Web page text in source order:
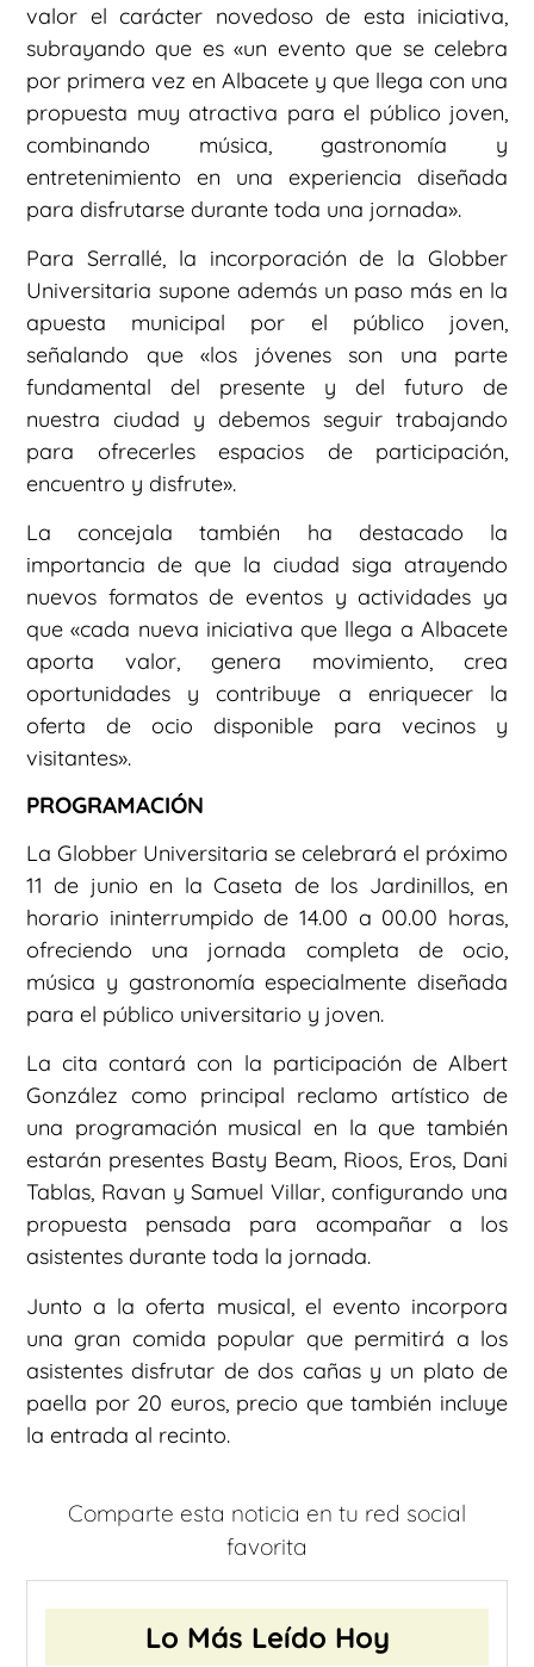
valor el carácter novedoso de esta iniciativa,
subrayando que es «un evento que se celebra
por primera vez en Albacete y que llega con una
propuesta muy atractiva para el público joven,
combinando música, gastronomía y
entretenimiento en una experiencia diseñada
para disfrutarse durante toda una jornada».
Para Serrallé, la incorporación de la Globber
Universitaria supone además un paso más en la
apuesta municipal por el público joven,
señalando que «los jóvenes son una parte
fundamental del presente y del futuro de
nuestra ciudad y debemos seguir trabajando
para ofrecerles espacios de participación,
encuentro y disfrute».
La concejala también ha destacado la
importancia de que la ciudad siga atrayendo
nuevos formatos de eventos y actividades ya
que «cada nueva iniciativa que llega a Albacete
aporta valor, genera movimiento, crea
oportunidades y contribuye a enriquecer la
oferta de ocio disponible para vecinos y
visitantes».
PROGRAMACIÓN
La Globber Universitaria se celebrará el próximo
11 de junio en la Caseta de los Jardinillos, en
horario ininterrumpido de 14.00 a 00.00 horas,
ofreciendo una jornada completa de ocio,
música y gastronomía especialmente diseñada
para el público universitario y joven.
La cita contará con la participación de Albert
González como principal reclamo artístico de
una programación musical en la que también
estarán presentes Basty Beam, Rioos, Eros, Dani
Tablas, Ravan y Samuel Villar, configurando una
propuesta pensada para acompañar a los
asistentes durante toda la jornada.
Junto a la oferta musical, el evento incorpora
una gran comida popular que permitirá a los
asistentes disfrutar de dos cañas y un plato de
paella por 20 euros, precio que también incluye
la entrada al recinto.
Comparte esta noticia en tu red social
favorita
Lo Más Leído Hoy